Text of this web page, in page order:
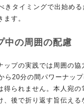
きタイミングで出始め
す。
中の周囲の配慮
ップの実践では周囲の協
ら20分の間パワーナッ
得られません。本人宛の
、後で折り返す旨伝える